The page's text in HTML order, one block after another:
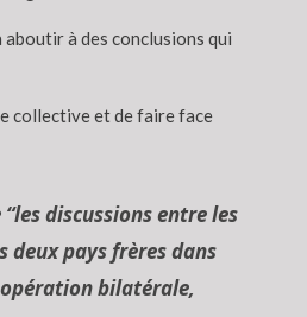
à des conclusions qui
collective et de faire face
discussions entre les
pays frères dans
bilatérale,